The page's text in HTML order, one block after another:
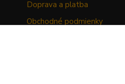
Doprava a platba
Obchodné podmienky